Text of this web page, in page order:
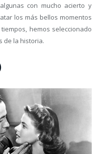
con mucho acierto y
los más bellos momentos
hemos seleccionado
de la historia.